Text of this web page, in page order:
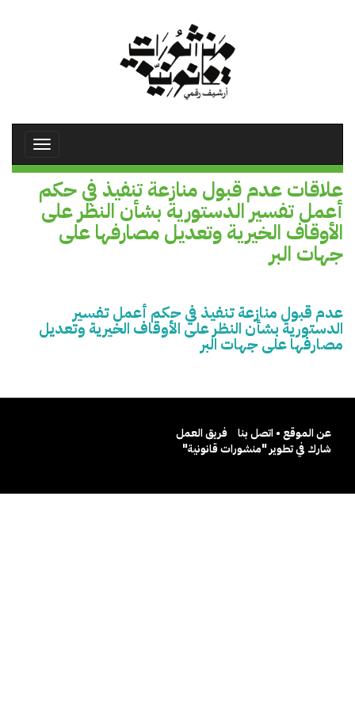
Toggle
علاقات عدم قبول منازعة تنفيذ في حكم
أعمل تفسير الدستورية بشأن النظر على
الأوقاف الخيرية وتعديل مصارفها على
جهات البر
عدم قبول منازعة تنفيذ في حكم أعمل تفسير
الدستورية بشأن النظر على الأوقاف الخيرية وتعديل
مصارفها على جهات البر
عن الموقع • اتصل بنا
فريق العمل
شارك في تطوير "منشورات قانونية"